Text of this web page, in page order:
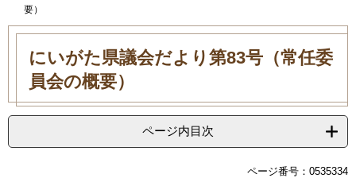
要）
本
にいがた県議会だより第83号（常任委
員会の概要）
ページ内目次
ページ番号：0535334